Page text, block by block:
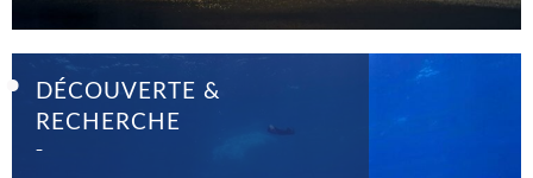
DÉCOUVERTE &
RECHERCHE
–